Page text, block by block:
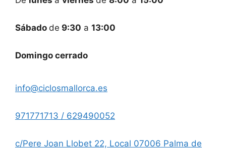
Sábado de 9:30 a 13:00
Domingo cerrado
info@ciclosmallorca.es
971771713 / 629490052
c/Pere Joan Llobet 22, Local 07006 Palma de